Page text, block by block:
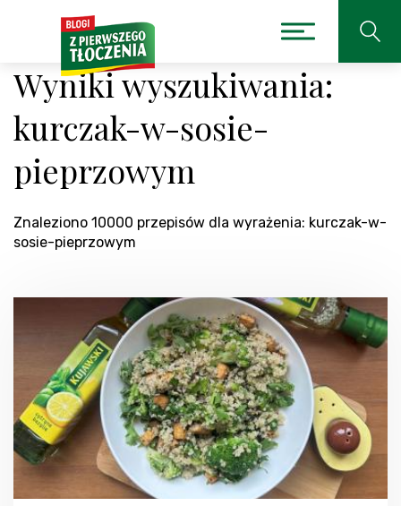
Wyniki wyszukiwania:
kurczak-w-sosie-
pieprzowym
Znaleziono 10000 przepisów dla wyrażenia: kurczak-w-
sosie-pieprzowym